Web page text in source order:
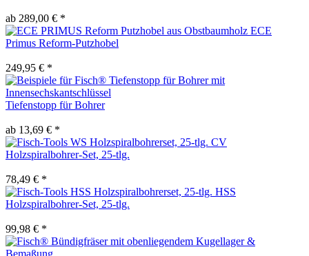
ab 289,00 € *
ECE
Primus Reform-Putzhobel
249,95 € *
Tiefenstopp für Bohrer
ab 13,69 € *
CV
Holzspiralbohrer-Set, 25-tlg.
78,49 € *
HSS
Holzspiralbohrer-Set, 25-tlg.
99,98 € *